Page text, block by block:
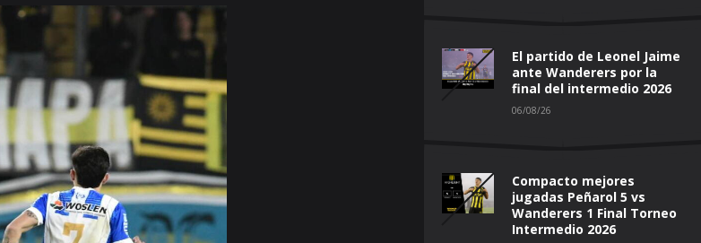
El partido de Leonel Jaime
ante Wanderers por la
final del intermedio 2026
06/08/26
Compacto mejores
jugadas Peñarol 5 vs
Wanderers 1 Final Torneo
Intermedio 2026